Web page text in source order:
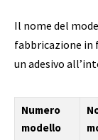
Il nome del
fabbricazione in
un adesivo
Numero
modello